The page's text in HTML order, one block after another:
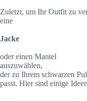
Zuletzt, um Ihr Outfit zu
eine
Jacke
oder einen Mantel
auszuwählen,
der zu Ihrem schwarzen
passt. Hier sind einige